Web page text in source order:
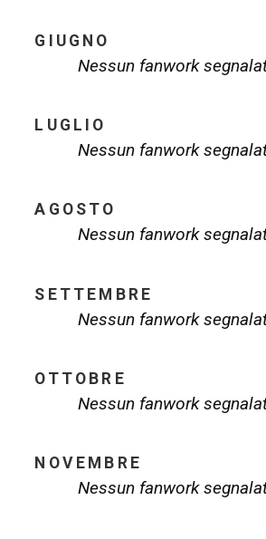
GIUGNO
Nessun fanwork
LUGLIO
Nessun fanwork
AGOSTO
Nessun fanwork
SETTEMBRE
Nessun fanwork
OTTOBRE
Nessun fanwork
NOVEMBRE
Nessun fanwork